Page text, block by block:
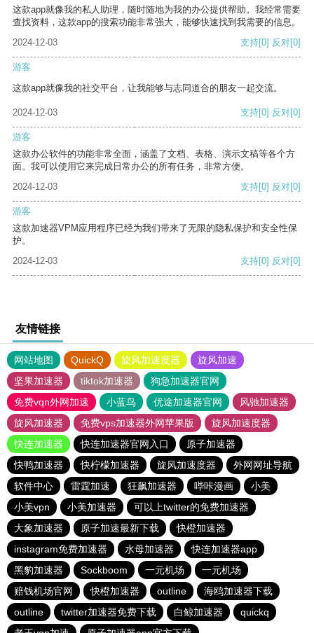
这款app就像我的私人助理，随时随地为我的办公提供帮助。我经常需要
查找资料，这款app的搜索功能非常强大，能够快速找到我需要的信息。
2024-12-03
支持[0] 反对[0]
游客
这款app就像我的社交平台，让我能够与志同道合的朋友一起交流。
2024-12-03 支持[0] 反对[0]
游客
这款办公软件的功能非常全面，涵盖了文档、表格、演示文稿等各个方
面。我可以使用它来完成日常办公的所有任务，非常方便。
2024-12-03
支持[0] 反对[0]
游客
这款加速器VPM应用程序已经为我们带来了无限的隐私保护和安全性保
护。
2024-12-03
支持[0] 反对[0]
友情链接
网站地图 QuickQ 旋风加速度器
旋风加速
坚果加速器
tiktok加速器
狗急加速器官网
免费vqn外网加速
小蓝鸟 优途加速器官网
风驰加速器
旋风加速器
免费vps加速器外网苹果版
旋风加速度器
快连加速器
快连加速器官网入口
原子加速器
快鸭加速器
快柠檬加速器 旋风加速度器
外网网址导航
软件中心
雷霆加速 狂飙加速器 哔咔漫画
小美
小美vpn
小美加速器
可以上twitter的免费加速器
大象加速器
原子加速最新下载
快橙加速器
instagram免费加速器
水母加速器
快连加速器app
黑豹加速器
Sockboom 一元机场
一元机场
赔钱机场官网
快橙加速器 outline
海鸥加速器下载
outline
twitter加速器免费下载 白鲸加速器
quickq